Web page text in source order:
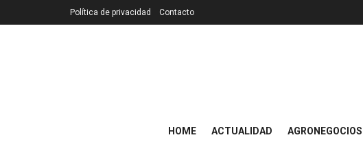
Política de privacidad Contacto
HOME ACTUALIDAD AGRONEGOCIOS